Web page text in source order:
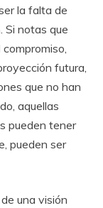
la falta de
Si notas que
futura,
que no han
aquellas
pueden tener
pueden ser
una visión